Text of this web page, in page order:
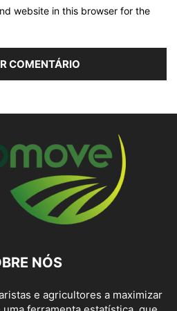
website in this browser for the
NÓS
e agricultores a maximizar